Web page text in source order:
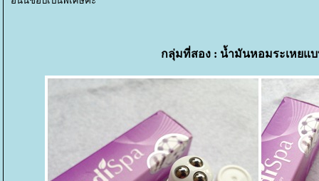
กลุ่มที่สอง : น้ำมันหอมระเหยแ